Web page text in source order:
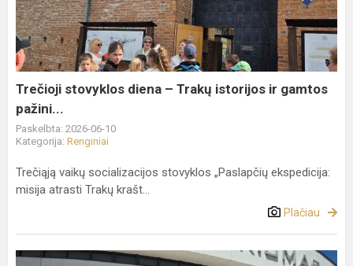
–
Trakų
istorijos
ir
gamtos
pažini...
Trečioji stovyklos diena – Trakų istorijos ir gamtos
pažini...
Paskelbta: 2026-06-10
Kategorija: Renginiai
Trečiąją vaikų socializacijos stovyklos „Paslapčių ekspedicija:
misija atrasti Trakų krašt...
Plačiau
Ypatingoji